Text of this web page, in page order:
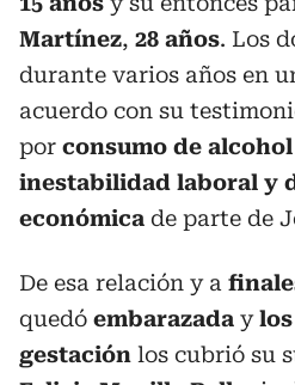
Martínez, 28 años. Los
durante varios años en
acuerdo con su
por consumo de
inestabilidad laboral y
económica de parte de
De esa relación y a
quedó embarazada y
gestación los cubrió su